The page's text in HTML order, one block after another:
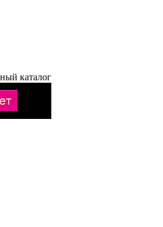
каталог